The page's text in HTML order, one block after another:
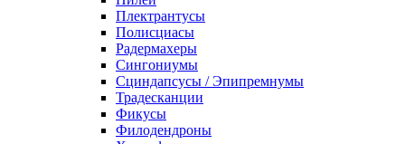
Плектрантусы
Полисциасы
Радермахеры
Сингониумы
Сциндапсусы / Эпипремнумы
Традесканции
Фикусы
Филодендроны